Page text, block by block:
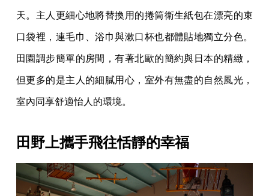
天。主人更細心地將替換用的捲筒衛生紙包在漂亮的束
口袋裡，連毛巾、浴巾與漱口杯也都體貼地獨立分色。
田園調步簡單的房間，有著北歐的簡約與日本的精緻，
但更多的是主人的細膩用心，室外有無盡的自然風光，
室內同享舒適怡人的環境。
田野上攜手飛往恬靜的幸福